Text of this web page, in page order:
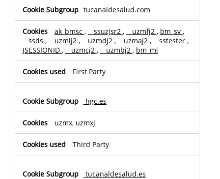
tucanaldesalud.com
ak_bmsc , __ssuzjsr2 , __uzmfj2 , bm_sv ,
__ssds , __uzmlj2 , __uzmdj2 , __uzmaj2 , __sstester ,
JSESSIONID , __uzmcj2 , __uzmbj2 , bm_mi
First Party
hgc.es
uzmx, uzmxj
Third Party
tucanaldesalud.es